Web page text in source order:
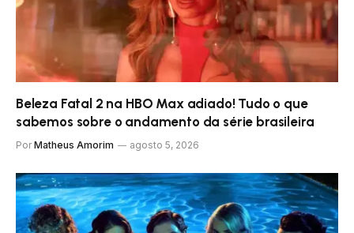
Beleza Fatal 2 na HBO Max adiado! Tudo o que
sabemos sobre o andamento da série brasileira
Por Matheus Amorim agosto 5, 2026